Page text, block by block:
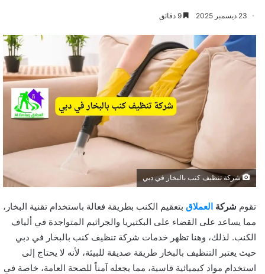
23 ديسمبر 2025
شركة تنظيف كنب بالبخار في دبي
تقوم شركة العملاق بتعقيم الكنب بطريقة فعالة باستخدام تقنية البخار،
مما يساعد على القضاء على البكتيريا والجراثيم المتواجدة في ألياف
الكنب. لذلك، وهنا تظهر خدمات شركة تنظيف كنب بالبخار في دبي
حيث يعتبر التنظيف بالبخار طريقة صديقة للبيئة، لأنه لا يحتاج إلى
استخدام مواد كيميائية قاسية، مما يجعله آمناً للصحة العامة، خاصة في